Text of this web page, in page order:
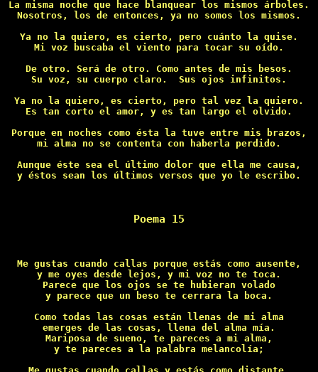
La misma noche que hace blanquear los mismos árboles.
Nosotros, los de entonces, ya no somos los mismos.
Ya no la quiero, es cierto, pero cuánto la quise.
Mi voz buscaba el viento para tocar su oído.
De otro. Será de otro. Como antes de mis besos.
Su voz, su cuerpo claro.  Sus ojos infinitos.
Ya no la quiero, es cierto, pero tal vez la quiero.
Es tan corto el amor, y es tan largo el olvido.
Porque en noches como ésta la tuve entre mis brazos,
mi alma no se contenta con haberla perdido.
Aunque éste sea el último dolor que ella me causa,
y éstos sean los últimos versos que yo le escribo.
Poema 15
Me gustas cuando callas porque estás como ausente,
y me oyes desde lejos, y mi voz no te toca.
Parece que los ojos se te hubieran volado
y parece que un beso te cerrara la boca.
Como todas las cosas están llenas de mi alma
emerges de las cosas, llena del alma mía.
Mariposa de sueno, te pareces a mi alma,
y te pareces a la palabra melancolía;